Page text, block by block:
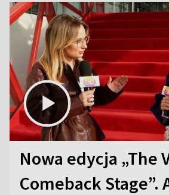
Nowa edycja „The
Comeback Stage”.